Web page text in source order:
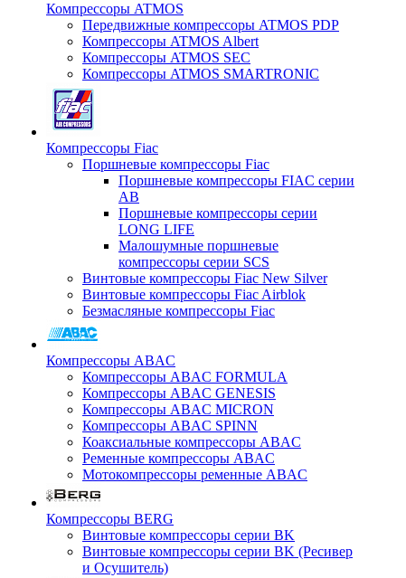
Компрессоры ATMOS
Передвижные компрессоры ATMOS PDP
Компрессоры ATMOS Albert
Компрессоры ATMOS SEC
Компрессоры ATMOS SMARTRONIC
Компрессоры Fiac
Поршневые компрессоры Fiac
Поршневые компрессоры FIAC серии
AB
Поршневые компрессоры серии
LONG LIFE
Малошумные поршневые
компрессоры серии SCS
Винтовые компрессоры Fiac New Silver
Винтовые компрессоры Fiac Airblok
Безмасляные компрессоры Fiac
Компрессоры ABAC
Компрессоры ABAC FORMULA
Компрессоры ABAC GENESIS
Компрессоры ABAC MICRON
Компрессоры ABAC SPINN
Коаксиальные компрессоры ABAC
Ременные компрессоры ABAC
Мотокомпрессоры ременные ABAC
Компрессоры BERG
Винтовые компрессоры серии BK
Винтовые компрессоры серии BK (Ресивер
и Осушитель)